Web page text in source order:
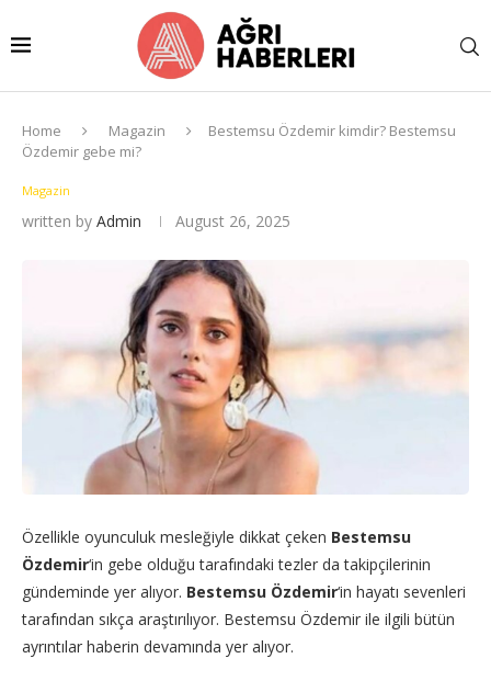
Home Magazin
Bestemsu Özdemir kimdir? Bestemsu
Özdemir gebe mi?
Magazin
written by Admin August 26, 2025
Özellikle oyunculuk mesleğiyle dikkat çeken Bestemsu
Özdemir‘in gebe olduğu tarafındaki tezler da takipçilerinin
gündeminde yer alıyor. Bestemsu Özdemir‘in hayatı sevenleri
tarafından sıkça araştırılıyor. Bestemsu Özdemir ile ilgili bütün
ayrıntılar haberin devamında yer alıyor.